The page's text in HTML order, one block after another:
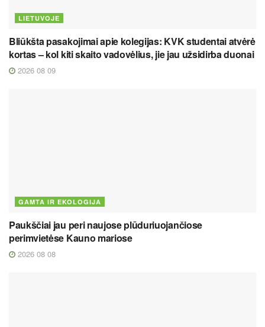
LIETUVOJE
Bliūkšta pasakojimai apie kolegijas: KVK studentai atvėrė
kortas – kol kiti skaito vadovėlius, jie jau užsidirba duonai
2026 08 09
GAMTA IR EKOLOGIJA
Paukščiai jau peri naujose plūduriuojančiose
perimvietėse Kauno mariose
2026 08 08